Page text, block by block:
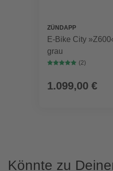
ZÜNDAPP
E-Bike City
grau
(2)
1.099,00 €
Könnte zu